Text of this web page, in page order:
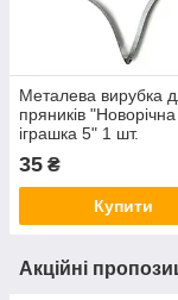
Металева вирубка
пряників "Новорічна
іграшка 5" 1 шт.
35 ₴
Купити
Акційні